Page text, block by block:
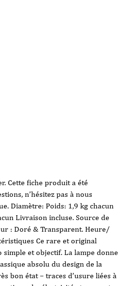
Cette fiche produit a été
n’hésitez pas à nous
Diamètre: Poids: 1,9 kg chacun
Livraison incluse. Source de
: Doré & Transparent. Heure/
Ce rare et original
et objectif. La lampe donne
absolu du design de la
bon état – traces d’usure liées à